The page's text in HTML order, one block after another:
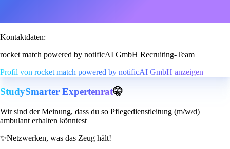
Kontaktdaten:
rocket match powered by notificAI GmbH Recruiting-Team
Profil von rocket match powered by notificAI GmbH anzeigen
StudySmarter Expertenrat🤫
Wir sind der Meinung, dass du so Pflegedienstleitung (m/w/d)
ambulant erhalten könntest
✨Netzwerken, was das Zeug hält!